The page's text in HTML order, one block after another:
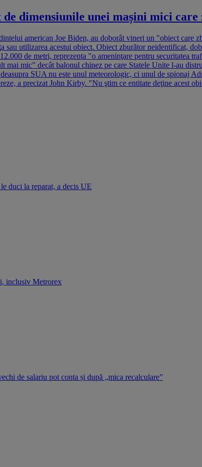
dimensiunile unei mașini mici care
american Joe Biden, au doborât vineri un "obiect care
utilizarea acestui obiect. Obiect zburător neidentificat,
de metri, reprezenta "o ameninţare pentru securitatea
mic" decât balonul chinez pe care Statele Unite l-au
SUA nu este unul meteorologic, ci unul de spionaj
a precizat John Kirby. "Nu ştim ce entitate deţine acest
duci la reparat, a decis UE
inclusiv Metrorex
de salariu pot conta și după „mica recalculare”